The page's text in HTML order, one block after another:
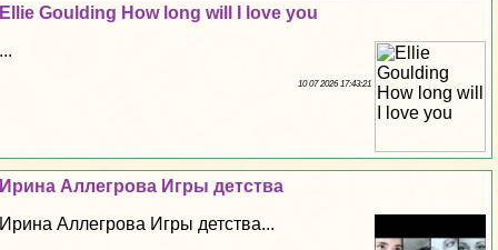
Ellie Goulding How long will I love you
...
10 07 2026 17:43:21
Ирина Аллегрова Игры детства
Ирина Аллегрова Игры детства...